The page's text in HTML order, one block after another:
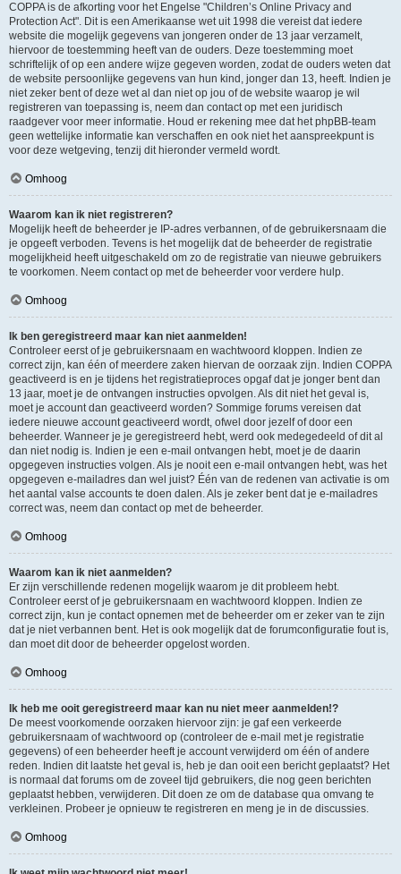
COPPA is de afkorting voor het Engelse "Children’s Online Privacy and
Protection Act". Dit is een Amerikaanse wet uit 1998 die vereist dat iedere
website die mogelijk gegevens van jongeren onder de 13 jaar verzamelt,
hiervoor de toestemming heeft van de ouders. Deze toestemming moet
schriftelijk of op een andere wijze gegeven worden, zodat de ouders weten dat
de website persoonlijke gegevens van hun kind, jonger dan 13, heeft. Indien je
niet zeker bent of deze wet al dan niet op jou of de website waarop je wil
registreren van toepassing is, neem dan contact op met een juridisch
raadgever voor meer informatie. Houd er rekening mee dat het phpBB-team
geen wettelijke informatie kan verschaffen en ook niet het aanspreekpunt is
voor deze wetgeving, tenzij dit hieronder vermeld wordt.
Omhoog
Waarom kan ik niet registreren?
Mogelijk heeft de beheerder je IP-adres verbannen, of de gebruikersnaam die
je opgeeft verboden. Tevens is het mogelijk dat de beheerder de registratie
mogelijkheid heeft uitgeschakeld om zo de registratie van nieuwe gebruikers
te voorkomen. Neem contact op met de beheerder voor verdere hulp.
Omhoog
Ik ben geregistreerd maar kan niet aanmelden!
Controleer eerst of je gebruikersnaam en wachtwoord kloppen. Indien ze
correct zijn, kan één of meerdere zaken hiervan de oorzaak zijn. Indien COPPA
geactiveerd is en je tijdens het registratieproces opgaf dat je jonger bent dan
13 jaar, moet je de ontvangen instructies opvolgen. Als dit niet het geval is,
moet je account dan geactiveerd worden? Sommige forums vereisen dat
iedere nieuwe account geactiveerd wordt, ofwel door jezelf of door een
beheerder. Wanneer je je geregistreerd hebt, werd ook medegedeeld of dit al
dan niet nodig is. Indien je een e-mail ontvangen hebt, moet je de daarin
opgegeven instructies volgen. Als je nooit een e-mail ontvangen hebt, was het
opgegeven e-mailadres dan wel juist? Één van de redenen van activatie is om
het aantal valse accounts te doen dalen. Als je zeker bent dat je e-mailadres
correct was, neem dan contact op met de beheerder.
Omhoog
Waarom kan ik niet aanmelden?
Er zijn verschillende redenen mogelijk waarom je dit probleem hebt.
Controleer eerst of je gebruikersnaam en wachtwoord kloppen. Indien ze
correct zijn, kun je contact opnemen met de beheerder om er zeker van te zijn
dat je niet verbannen bent. Het is ook mogelijk dat de forumconfiguratie fout is,
dan moet dit door de beheerder opgelost worden.
Omhoog
Ik heb me ooit geregistreerd maar kan nu niet meer aanmelden!?
De meest voorkomende oorzaken hiervoor zijn: je gaf een verkeerde
gebruikersnaam of wachtwoord op (controleer de e-mail met je registratie
gegevens) of een beheerder heeft je account verwijderd om één of andere
reden. Indien dit laatste het geval is, heb je dan ooit een bericht geplaatst? Het
is normaal dat forums om de zoveel tijd gebruikers, die nog geen berichten
geplaatst hebben, verwijderen. Dit doen ze om de database qua omvang te
verkleinen. Probeer je opnieuw te registreren en meng je in de discussies.
Omhoog